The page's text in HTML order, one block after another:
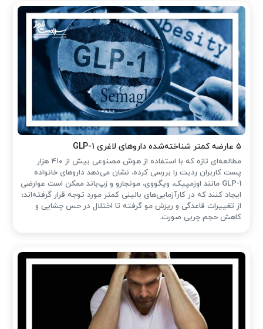
۵ عارضه کمتر شناخته‌شده داروهای لاغری GLP-1
مطالعه‌ای تازه که با استفاده از هوش مصنوعی بیش از ۴۱۰ هزار
پست کاربران ردیت را بررسی کرده، نشان می‌دهد داروهای خانواده
GLP-1 مانند اوزمپیک، ویگووی، مونجارو و زپ‌باند ممکن است عوارضی
ایجاد کنند که در کارآزمایی‌های بالینی کمتر مورد توجه قرار گرفته‌اند؛
از تغییرات قاعدگی و ریزش مو گرفته تا اختلال در حس چشایی و
کاهش حجم چربی صورت.